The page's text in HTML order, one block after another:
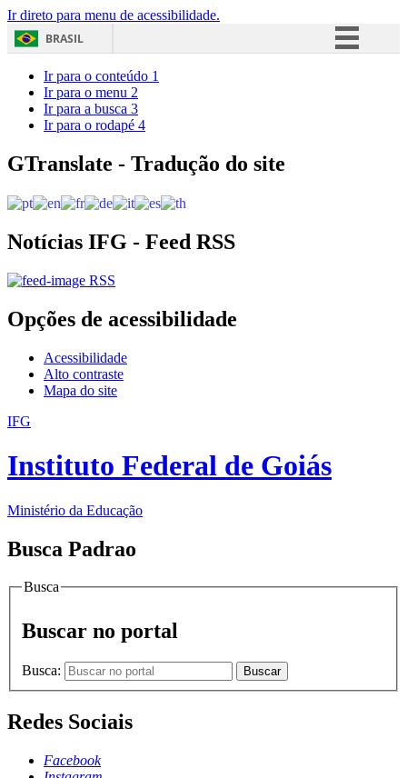
Ir direto para menu de acessibilidade.
BRASIL
Acesso à informação
Ir para o conteúdo 1
Ir para o menu 2
Ir para a busca 3
Ir para o rodapé 4
GTranslate - Tradução do site
Notícias IFG - Feed RSS
RSS
Opções de acessibilidade
Acessibilidade
Alto contraste
Mapa do site
IFG
Instituto Federal de Goiás
Ministério da Educação
Busca Padrao
Busca
Buscar no portal
Busca: Buscar
Redes Sociais
Facebook